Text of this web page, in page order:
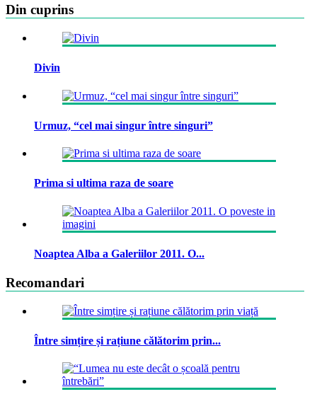
Din cuprins
Divin
Urmuz, “cel mai singur între singuri”
Prima si ultima raza de soare
Noaptea Alba a Galeriilor 2011. O...
Recomandari
Între simțire și rațiune călătorim prin...